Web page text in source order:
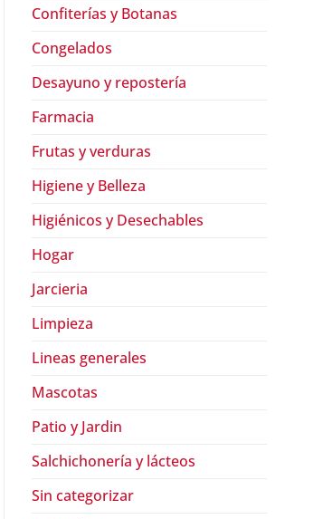
Confiterías y Botanas
Congelados
Desayuno y repostería
Farmacia
Frutas y verduras
Higiene y Belleza
Higiénicos y Desechables
Hogar
Jarcieria
Limpieza
Lineas generales
Mascotas
Patio y Jardin
Salchichonería y lácteos
Sin categorizar
ABARROTES
Mayonesa real Best Foods (1.9